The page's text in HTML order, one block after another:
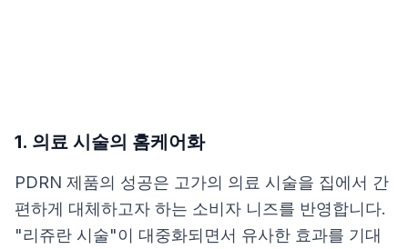
1. 의료 시술의 홈케어화
PDRN 제품의 성공은 고가의 의료 시술을 집에서 간
편하게 대체하고자 하는 소비자 니즈를 반영합니다.
"리쥬란 시술"이 대중화되면서 유사한 효과를 기대